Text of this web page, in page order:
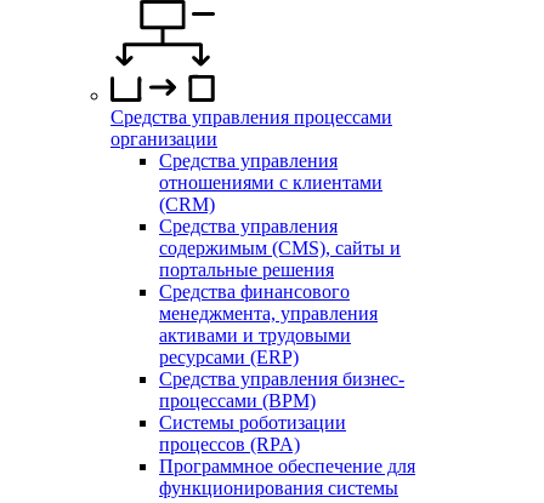
Средства управления процессами
организации
Средства управления
отношениями с клиентами
(CRM)
Средства управления
содержимым (CMS), сайты и
портальные решения
Средства финансового
менеджмента, управления
активами и трудовыми
ресурсами (ERP)
Средства управления бизнес-
процессами (BPM)
Системы роботизации
процессов (RPA)
Программное обеспечение для
функционирования системы